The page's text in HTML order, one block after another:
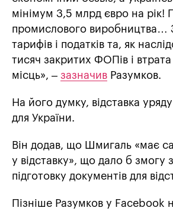
мінімум 3,5 млрд євро на рік!
промислового виробництва…
тарифів і податків та, як
тисяч закритих ФОПів і
місць», – зазначив Разумков.
На його думку, відставка
для України.
Він додав, що Шмигаль «має
у відставку», що дало б змогу
підготовку документів для
Пізніше Разумков у Facebook